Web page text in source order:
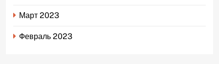
Март 2023
Февраль 2023